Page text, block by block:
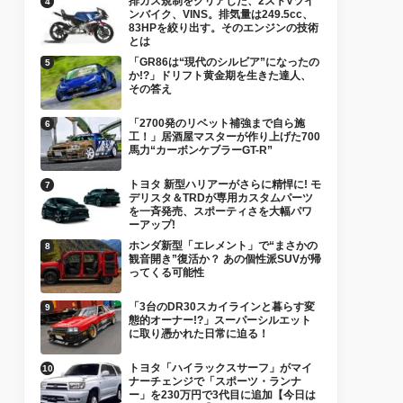
ンバイク、VINS。排気量は249.5cc、
83HPを絞り出す。そのエンジンの技術
とは
「GR86は“現代のシルビア”になったの
か!?」ドリフト黄金期を生きた達人、
その答え
「2700発のリベット補強まで自ら施
工！」居酒屋マスターが作り上げた700
馬力“カーボンケブラーGT-R”
トヨタ 新型ハリアーがさらに精悍に! モ
デリスタ＆TRDが専用カスタムパーツ
を一斉発売、スポーティさを大幅パワ
ーアップ!
ホンダ新型「エレメント」で“まさかの
観音開き”復活か？ あの個性派SUVが帰
ってくる可能性
「3台のDR30スカイラインと暮らす変
態的オーナー!?」スーパーシルエット
に取り憑かれた日常に迫る！
トヨタ「ハイラックスサーフ」がマイ
ナーチェンジで「スポーツ・ランナ
ー」を230万円で3代目に追加【今日は